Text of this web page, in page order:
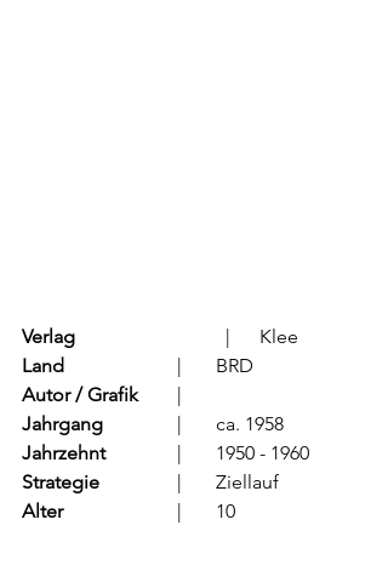
Verlag
			  |      Klee
Land
			  |	BRD
Autor / Grafik
Jahrgang
		  |	ca. 1958
Jahrzehnt
		  |	1950 - 1960
Strategie
Alter
			  |	10